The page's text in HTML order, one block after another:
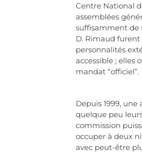
Centre National
assemblées
suffisamment de
D. Rimaud furent
personnalités
accessible ; elles
mandat “officiel”.
Depuis 1999,
quelque peu
commission
occuper à deux
avec peut-être